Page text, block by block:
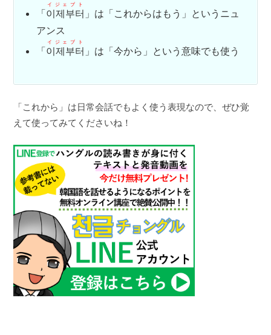
「이제부터
イジェブト
」は「これからはもう」というニュ
アンス
「이제부터
イジェブト
」は「今から」という意味でも使う
「これから」は日常会話でもよく使う表現なので、ぜひ覚
えて使ってみてくださいね！